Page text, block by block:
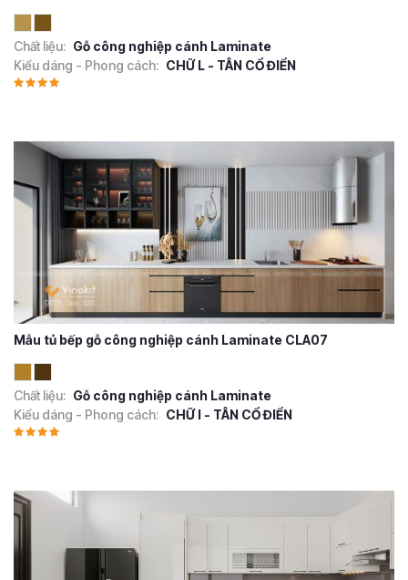
Chất liệu: Gỗ công nghiệp cánh Laminate
Kiểu dáng - Phong cách: CHỮ L - TÂN CỔ ĐIỂN
Mẫu tủ bếp gỗ công nghiệp cánh Laminate CLA07
Chất liệu: Gỗ công nghiệp cánh Laminate
Kiểu dáng - Phong cách: CHỮ I - TÂN CỔ ĐIỂN